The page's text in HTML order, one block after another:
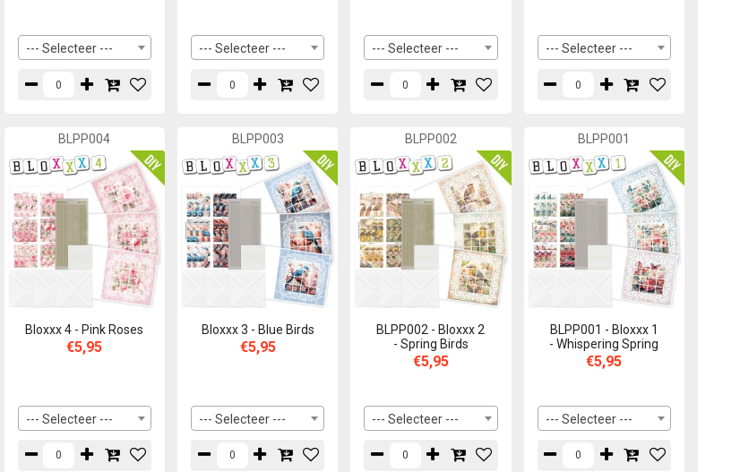
--- Selecteer --- --- Selecteer --- --- Selecteer --- --- Selecteer ---
BLPP004
Bloxxx 4 - Pink Roses
€5,95
--- Selecteer ---
BLPP003
Bloxxx 3 - Blue Birds
€5,95
--- Selecteer ---
BLPP002
BLPP002 - Bloxxx 2
- Spring Birds
€5,95
--- Selecteer ---
BLPP001
BLPP001 - Bloxxx 1
- Whispering Spring
€5,95
--- Selecteer ---